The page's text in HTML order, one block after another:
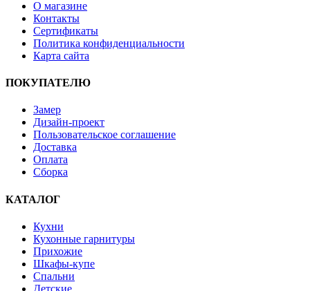
О магазине
Контакты
Сертификаты
Политика конфиденциальности
Карта сайта
ПОКУПАТЕЛЮ
Замер
Дизайн-проект
Пользовательское соглашение
Доставка
Оплата
Сборка
КАТАЛОГ
Кухни
Кухонные гарнитуры
Прихожие
Шкафы-купе
Спальни
Детские